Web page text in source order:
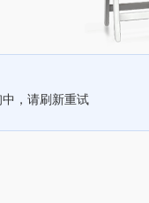
，请刷新重试